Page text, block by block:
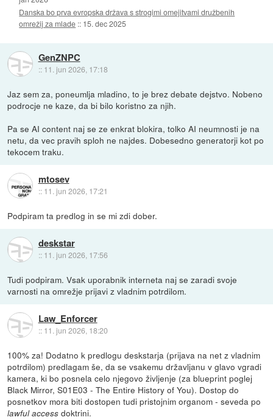
Danska bo prva evropska država s strogimi omejitvami družbenih
omrežij za mlade :: 15. dec 2025
GenZNPC
:: 11. jun 2026, 17:18
Jaz sem za, poneumlja mladino, to je brez debate dejstvo. Nobeno
podrocje ne kaze, da bi bilo koristno za njih.
Pa se AI content naj se ze enkrat blokira, tolko AI neumnosti je na
netu, da vec pravih sploh ne najdes. Dobesedno generatorji kot po
tekocem traku.
mtosev
:: 11. jun 2026, 17:21
Podpiram ta predlog in se mi zdi dober.
deskstar
:: 11. jun 2026, 17:56
Tudi podpiram. Vsak uporabnik interneta naj se zaradi svoje
varnosti na omrežje prijavi z vladnim potrdilom.
Law_Enforcer
:: 11. jun 2026, 18:20
100% za! Dodatno k predlogu deskstarja (prijava na net z vladnim
potrdilom) predlagam še, da se vsakemu državljanu v glavo vgradi
kamera, ki bo posnela celo njegovo življenje (za blueprint poglej
Black Mirror, S01E03 - The Entire History of You). Dostop do
posnetkov mora biti dostopen tudi pristojnim organom - seveda po
lawful access doktrini.